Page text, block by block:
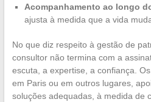
Acompanhamento ao longo
ajusta à medida que a vida
No que diz respeito à gestão de
consultor não termina com a
escuta, a expertise, a confiança.
em Paris ou em outros lugares,
soluções adequadas, à medida de